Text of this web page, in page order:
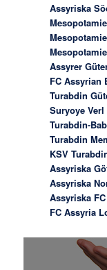
Assyriska
Assyrer
FC Assyrian
Turabdin
Suryoye Verl
Turabdin-
Turabdin
KSV
Assyriska
Assyriska
Assyriska
FC Assyria